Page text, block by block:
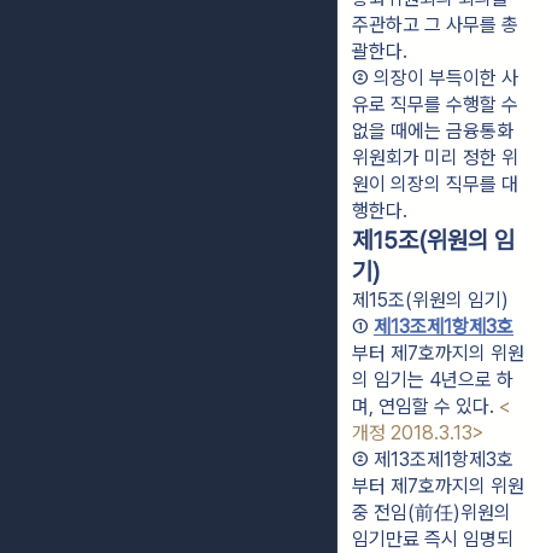
주관하고 그 사무를 총
괄한다.
② 의장이 부득이한 사
유로 직무를 수행할 수
없을 때에는 금융통화
위원회가 미리 정한 위
원이 의장의 직무를 대
행한다.
제15조(위원의 임
기)
제15조(위원의 임기)
① 제13조제1항제3호
부터 제7호까지의 위원
의 임기는 4년으로 하
며, 연임할 수 있다. <
개정 2018.3.13>
② 제13조제1항제3호
부터 제7호까지의 위원
중 전임(前任)위원의
임기만료 즉시 임명되